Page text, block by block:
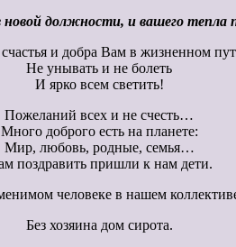
должности, и вашего тепла
и добра Вам в жизненном
Не унывать и не болеть
И ярко всем светить!
Пожеланий всех и не счесть…
Много доброго есть на планете:
Мир, любовь, родные, семья…
поздравить пришли к нам дети.
человеке в нашем
Без хозяина дом сирота.